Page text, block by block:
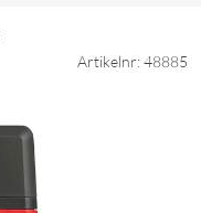
Artikelnr: 48885